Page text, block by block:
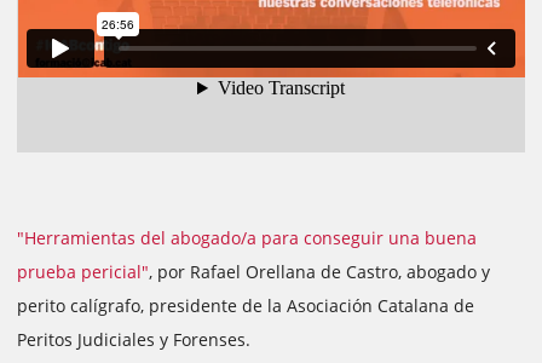
"Herramientas del abogado/a para conseguir una buena
prueba pericial", por Rafael Orellana de Castro, abogado y
perito calígrafo, presidente de la Asociación Catalana de
Peritos Judiciales y Forenses.